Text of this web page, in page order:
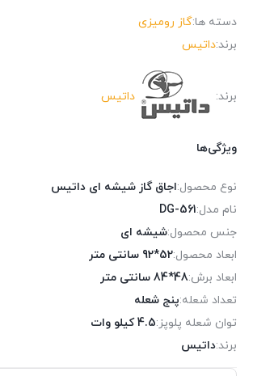
دسته ها:گاز رومیزی
برند:داتیس
برند: داتیس
ویژگی‌ها
نوع محصول:اجاق گاز شیشه ای داتیس
نام مدل:DG-561
جنس محصول:شیشه ای
ابعاد محصول:52*92 سانتی متر
ابعاد برش:48*84 سانتی متر
تعداد شعله:پنج شعله
توان شعله پلوپز:4.5 کیلو وات
برند:داتیس